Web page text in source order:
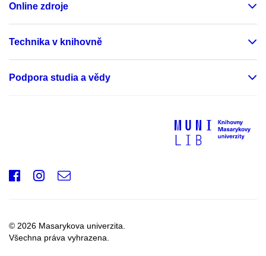
Online zdroje
Technika v knihovně
Podpora studia a vědy
© 2026 Masarykova univerzita.
Všechna práva vyhrazena.
Facebook
Instagram
e-